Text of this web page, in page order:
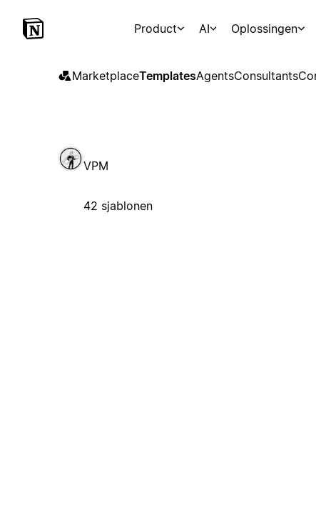
Product AI Oplossingen
MarketplaceTemplatesAgentsConsultants
VPM
42 sjablonen